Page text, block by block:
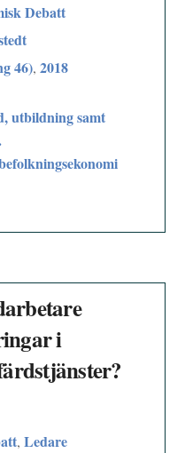
Debatt
46),2018
utbildning samt
i
,Ledare